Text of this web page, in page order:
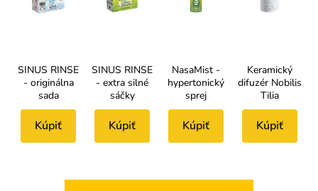
SINUS RINSE
- originálna
sada
Kúpiť
SINUS RINSE
- extra silné
sáčky
Kúpiť
NasaMist -
hypertonický
sprej
Kúpiť
Keramický
difuzér Nobilis
Tilia
Kúpiť